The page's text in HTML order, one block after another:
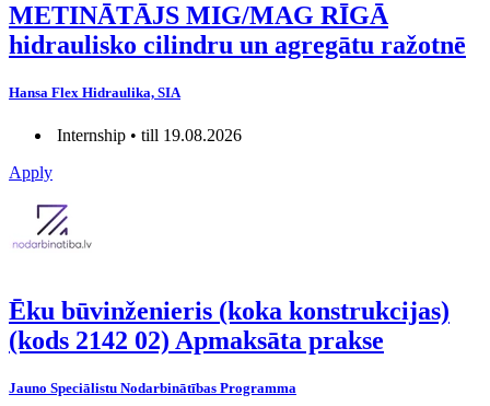
METINĀTĀJS MIG/MAG RĪGĀ
hidraulisko cilindru un agregātu ražotnē
Hansa Flex Hidraulika, SIA
Internship • till 19.08.2026
Apply
Ēku būvinženieris (koka konstrukcijas)
(kods 2142 02) Apmaksāta prakse
Jauno Speciālistu Nodarbinātības Programma